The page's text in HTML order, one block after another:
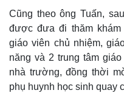
Cũng theo ông Tuấn,
được đưa đi thăm
giáo viên chủ nhiệm,
năng và 2 trung tâm
nhà trường, đồng thời
phụ huynh học sinh quay